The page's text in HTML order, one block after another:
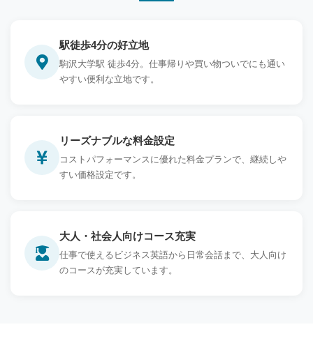
駅徒歩4分の好立地
駒沢大学駅 徒歩4分。仕事帰りや買い物ついでにも通い
やすい便利な立地です。
リーズナブルな料金設定
コストパフォーマンスに優れた料金プランで、継続しや
すい価格設定です。
大人・社会人向けコース充実
仕事で使えるビジネス英語から日常会話まで、大人向け
のコースが充実しています。